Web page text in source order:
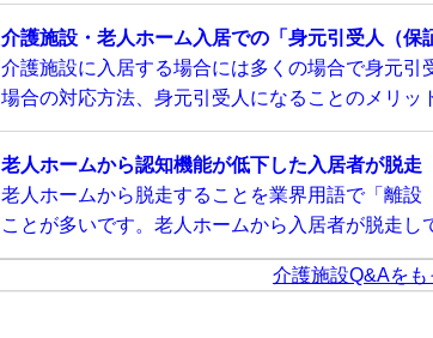
介護施設・老人ホーム入居での「身元引受人（保
介護施設に入居する場合には多くの場合で身元
場合の対応方法、身元引受人になることのメリッ
老人ホームから認知機能が低下した入居者が脱
老人ホームから脱走することを業界用語で「離
ことが多いです。老人ホームから入居者が脱走し
介護施設Q&Aをも